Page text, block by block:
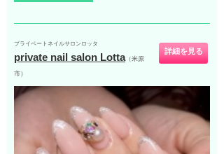
プライベートネイルサロンロッタ
private nail salon Lotta（米原
市）
詳細を見る